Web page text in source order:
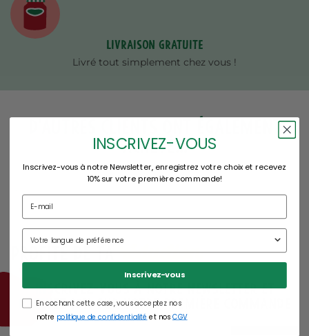
Livraison gratuite
Livré tout simplement chez vous !
d'autres clients ont également
acheté...
Profite de taréduction
Inscrivez-vous à notre Newsletter et
recevez 10% sur votre première commande
INSCRIVEZ-VOUS
Inscrivez-vous à notre Newsletter, enregistrez votre choix et recevez
10% sur votre première commande!
Inscrivez-vous
En cochant cette case, vous acceptez nos
notre politique de confidentialité et nos CGV